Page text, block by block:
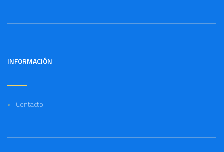
INFORMACIÓN
Contacto